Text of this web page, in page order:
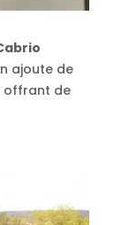
ajoute de
offrant de